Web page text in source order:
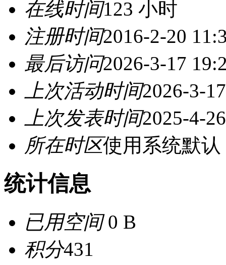
在线时间123 小时
注册时间2016-2-20
最后访问2026-3-17
上次活动时间2026-3-
上次发表时间2025-4-
所在时区使用系统默认
统计信息
已用空间0 B
积分431